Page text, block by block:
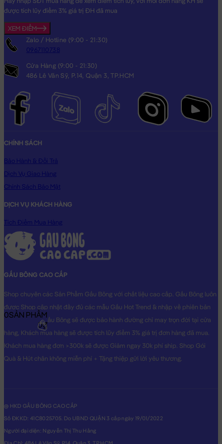
được tích lũy điểm 3% giá trị ĐH đã mua
XEM ĐIỂM
Zalo / Hotline (9:00 - 21:30)
0967110738
Cửa Hàng (9:00 - 21:30)
486 Lê Văn Sỹ, P.14, Quận 3, TP.HCM
CHÍNH SÁCH
Bảo Hành & Đổi Trả
Dịch Vụ Giao Hàng
Chính Sách Bảo Mật
DỊCH VỤ KHÁCH HÀNG
Tích Điểm Mua Hàng
GẤU BÔNG CAO CẤP
Shop chuyên các Sản Phẩm Gấu Bông với chất liệu cao cấp. Gấu Bông luôn
được Shop cập nhật đầy đủ các mẫu Gấu Hot Trend & nhập về phiên bản
Original nhất. Gấu Bông sẽ được bảo hành đường chỉ may trọn đời tại cửa
hàng, Khách mua hàng sẽ được tích lũy điểm 3% giá trị đơn hàng đã mua.
Khách mua hàng đơn >300k sẽ được Giảm ngay 30k phí ship. Shop Gói
Quà & Hút chân không miễn phí + Tặng thiệp gửi lời yêu thương.
@ HKD GẤU BÔNG CAO CẤP
Số ĐKKD: 41C8025705. Do UBND QUẬN 3 cấp ngày 19/01/2022
Người đại diện: Nguyễn Thị Thu Hằng
0SẢN PHẨM
0₫